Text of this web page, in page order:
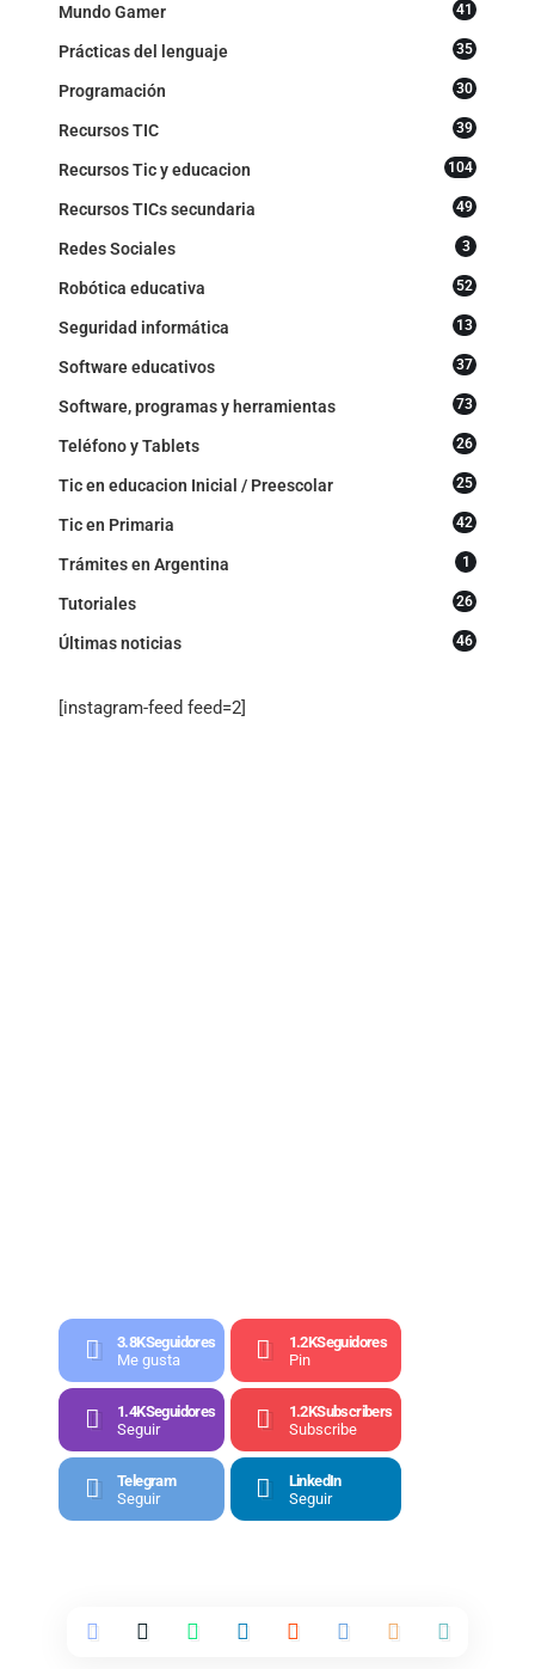
Mundo Gamer 41
Prácticas del lenguaje 35
Programación 30
Recursos TIC 39
Recursos Tic y educacion 104
Recursos TICs secundaria 49
Redes Sociales 3
Robótica educativa 52
Seguridad informática 13
Software educativos 37
Software, programas y herramientas 73
Teléfono y Tablets 26
Tic en educacion Inicial / Preescolar 25
Tic en Primaria 42
Trámites en Argentina 1
Tutoriales 26
Últimas noticias 46
[instagram-feed feed=2]
3.8KSeguidores
Me gusta
1.2KSeguidores
Pin
1.4KSeguidores
Seguir
1.2KSubscribers
Subscribe
Telegram
Seguir
LinkedIn
Seguir